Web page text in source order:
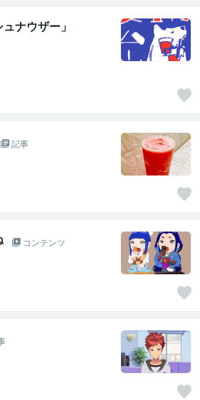
ナウザー」
記事
コンテンツ